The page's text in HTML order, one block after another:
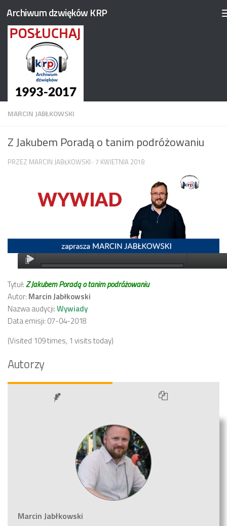
Przejdź do treści
Archiwum dzwięków KRP
MARCIN JABŁKOWSKI
Z Jakubem Poradą o tanim podróżowaniu
PRZEZ MARCIN JABŁKOWSKI · 7 KWIETNIA 2018
Tytuł:Z Jakubem Poradą o tanim podróżowaniu
Autor: Marcin Jabłkowski
Nazwa audycji:Wywiady
Data emisji: 07-04-2018
(Visited 109 times, 1 visits today)
Autorzy
Marcin Jabłkowski